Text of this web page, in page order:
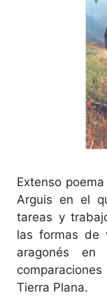
Extenso
Arguis en el
tareas y
las formas de
aragonés
Tierra Plana.